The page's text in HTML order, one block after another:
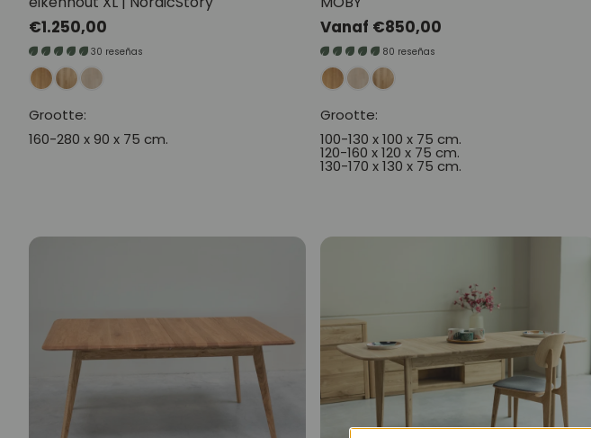
Normale
prijs
€1.250,00
30 reseñas
Grootte:
160-280 x 90 x 75 cm.
Normale
prijs
Vanaf €850,00
80 reseñas
Grootte:
100-130 x 100 x 75 cm.
120-160 x 120 x 75 cm.
130-170 x 130 x 75 cm.